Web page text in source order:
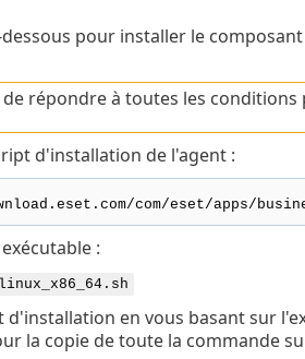
pour installer le
répondre à toutes les
d'installation de l'agent :
com/eset/apps/
:
d'installation en vous basant sur
la copie de toute la commande